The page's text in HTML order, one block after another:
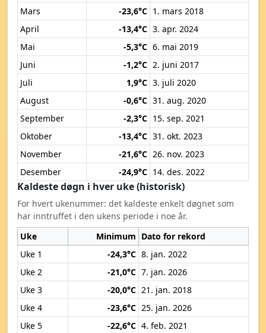
Mars
-23,6°C 1. mars 2018
April
-13,4°C 3. apr. 2024
Mai
-5,3°C 6. mai 2019
Juni
-1,2°C 2. juni 2017
Juli
1,9°C 3. juli 2020
August
-0,6°C 31. aug. 2020
September
-2,3°C 15. sep. 2021
Oktober
-13,4°C 31. okt. 2023
November
-21,6°C 26. nov. 2023
Desember
-24,9°C 14. des. 2022
Kaldeste døgn i hver uke (historisk)
For hvert ukenummer: det kaldeste enkelt døgnet som
har inntruffet i den ukens periode i noe år.
Uke
Minimum Dato for rekord
Uke 1
-24,3°C 8. jan. 2022
Uke 2
-21,0°C 7. jan. 2026
Uke 3
-20,0°C 21. jan. 2018
Uke 4
-23,6°C 25. jan. 2026
Uke 5
-22,6°C 4. feb. 2021